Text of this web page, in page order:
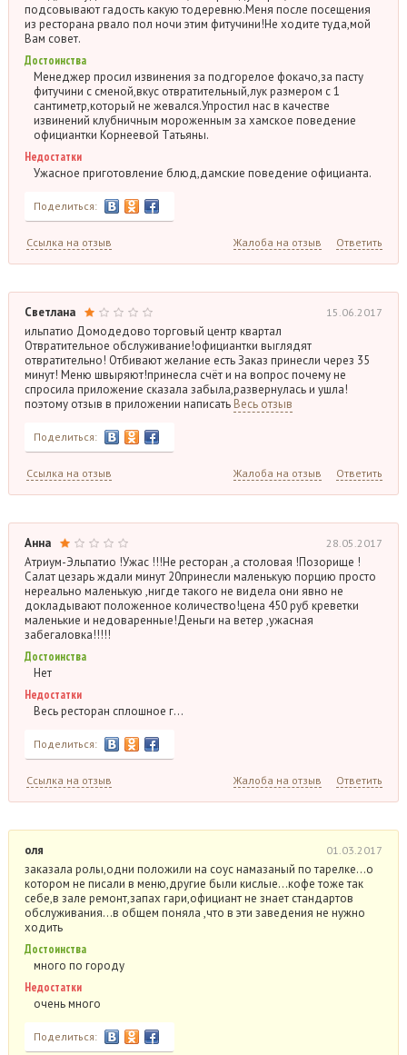
подсовывают гадость какую тодеревню.Меня после посещения
из ресторана рвало пол ночи этим фитучини!Не ходите туда,мой
Вам совет.
Достоинства
Менеджер просил извинения за подгорелое фокачо,за пасту
фитучини с сменой,вкус отвратительный,лук размером с 1
сантиметр,который не жевался.Упростил нас в качестве
извинений клубничным мороженным за хамское поведение
официантки Корнеевой Татьяны.
Недостатки
Ужасное приготовление блюд,дамские поведение официанта.
Поделиться:
Ссылка на отзыв Жалоба на отзыв Ответить
Светлана 15.06.2017
ильпатио Домодедово торговый центр квартал
Отвратительное обслуживание!официантки выглядят
отвратительно! Отбивают желание есть Заказ принесли через 35
минут! Меню швыряют!принесла счёт и на вопрос почему не
спросила приложение сказала забыла,развернулась и ушла!
поэтому отзыв в приложении написать Весь отзыв
Поделиться:
Ссылка на отзыв Жалоба на отзыв Ответить
Анна 28.05.2017
Атриум-Эльпатио !Ужас !!!Не ресторан ,а столовая !Позорище !
Салат цезарь ждали минут 20принесли маленькую порцию просто
нереально маленькую ,нигде такого не видела они явно не
докладывают положенное количество!цена 450 руб креветки
маленькие и недоваренные!Деньги на ветер ,ужасная
забегаловка!!!!!
Достоинства
Нет
Недостатки
Весь ресторан сплошное г…
Поделиться:
Ссылка на отзыв Жалоба на отзыв Ответить
оля 01.03.2017
заказала ролы,одни положили на соус намазаный по тарелке…о
котором не писали в меню,другие были кислые…кофе тоже так
себе,в зале ремонт,запах гари,официант не знает стандартов
обслуживания…в общем поняла ,что в эти заведения не нужно
ходить
Достоинства
много по городу
Недостатки
очень много
Поделиться: